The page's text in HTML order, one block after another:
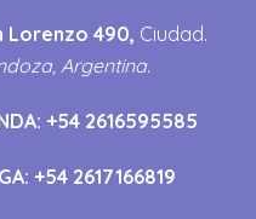
Lorenzo 490, Ciudad.
Argentina.
+54 2616595585
+54 2617166819